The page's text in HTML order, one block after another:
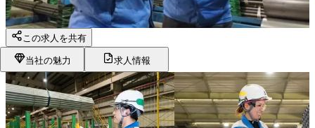
この求人を共有
当社の魅力 求人情報